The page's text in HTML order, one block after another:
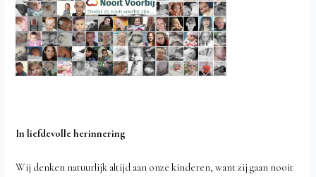
In liefdevolle herinnering
Wij denken natuurlijk altijd aan onze kinderen, want zij gaan nooit